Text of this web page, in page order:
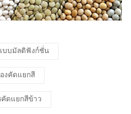
บบมัลติฟังก์ชั่น
องคัดแยกสี
คัดแยกสีข้าว